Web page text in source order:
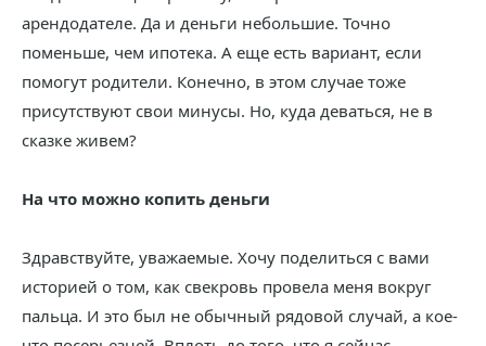
арендодателе. Да и деньги небольшие. Точно
поменьше, чем ипотека. А еще есть вариант, если
помогут родители. Конечно, в этом случае тоже
присутствуют свои минусы. Но, куда деваться, не в
сказке живем?
На что можно копить деньги
Здравствуйте, уважаемые. Хочу поделиться с вами
историей о том, как свекровь провела меня вокруг
пальца. И это был не обычный рядовой случай, а кое-